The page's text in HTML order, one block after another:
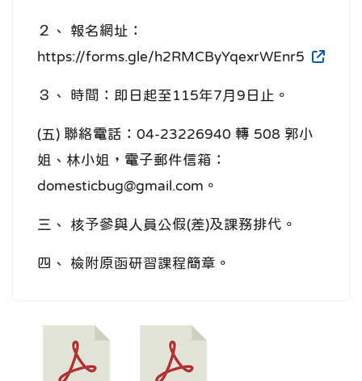
２、 報名網址：
https://forms.gle/h2RMCByYqexrWEnr5
３、 時間：即日起至115年7月9日止。
(五) 聯絡電話：04-23226940 轉 508 郭小
姐、林小姐，電子郵件信箱：
domesticbug@gmail.com。
三、 核予參與人員公假(差)及課務排代。
四、 檢附原函研習課程簡章。